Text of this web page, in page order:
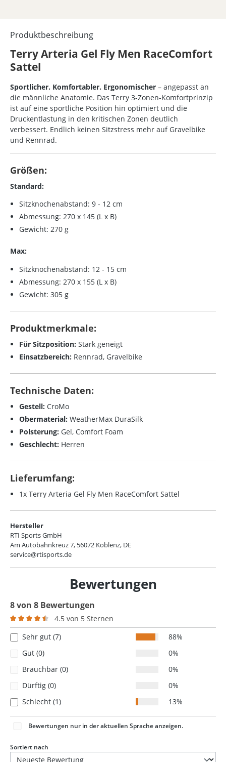
Produktbeschreibung
Terry Arteria Gel Fly Men RaceComfort
Sattel
Sportlicher. Komfortabler. Ergonomischer – angepasst an
die männliche Anatomie. Das Terry 3-Zonen-Komfortprinzip
ist auf eine sportliche Position hin optimiert und die
Druckentlastung in den kritischen Zonen deutlich
verbessert. Endlich keinen Sitzstress mehr auf Gravelbike
und Rennrad.
Größen:
Standard:
Sitzknochenabstand: 9 - 12 cm
Abmessung: 270 x 145 (L x B)
Gewicht: 270 g
Max:
Sitzknochenabstand: 12 - 15 cm
Abmessung: 270 x 155 (L x B)
Gewicht: 305 g
Produktmerkmale:
Für Sitzposition: Stark geneigt
Einsatzbereich: Rennrad, Gravelbike
Technische Daten:
Gestell: CroMo
Obermaterial: WeatherMax DuraSilk
Polsterung: Gel, Comfort Foam
Geschlecht: Herren
Lieferumfang:
1x Terry Arteria Gel Fly Men RaceComfort Sattel
Hersteller
RTI Sports GmbH
Am Autobahnkreuz 7, 56072 Koblenz, DE
service@rtisports.de
Bewertungen
8 von 8 Bewertungen
Durchschnittliche Bewertung von 4.5 von 5 Sternen
4.5 von 5 Sternen
Sehr gut (7)
88%
Gut (0)
0%
Brauchbar (0)
0%
Dürftig (0)
0%
Schlecht (1)
13%
Bewertungen nur in der aktuellen Sprache anzeigen.
Sortiert nach